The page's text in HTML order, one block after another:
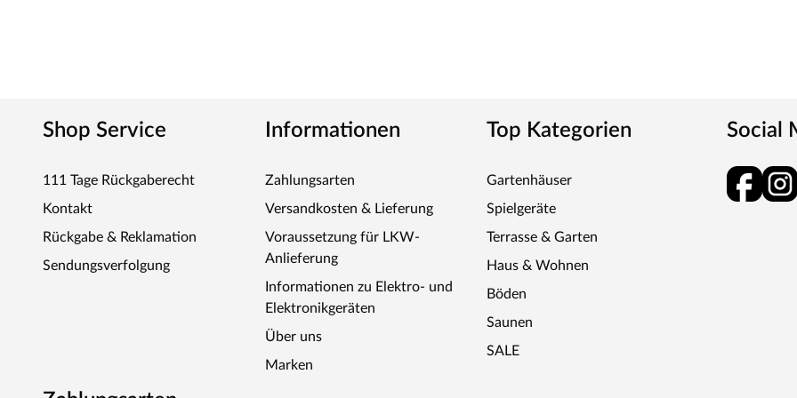
Shop Service
111 Tage Rückgaberecht
Kontakt
Rückgabe & Reklamation
Sendungsverfolgung
Informationen
Zahlungsarten
Versandkosten & Lieferung
Voraussetzung für LKW-
Anlieferung
Informationen zu Elektro- und
Elektronikgeräten
Über uns
Marken
Top Kategorien
Gartenhäuser
Spielgeräte
Terrasse & Garten
Haus & Wohnen
Böden
Saunen
SALE
Social